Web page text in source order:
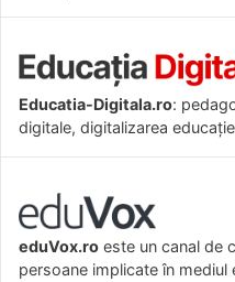
Educatia-Digitala.ro:
digitale, digitalizarea
eduVox.ro este un canal de
persoane implicate în